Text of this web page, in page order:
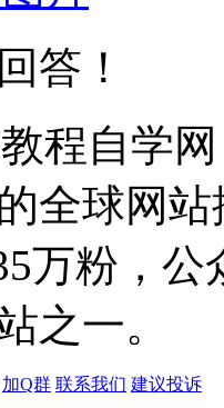
答！
程自学
全球网
万粉，
之一。
加Q群 联系我们 建议投诉